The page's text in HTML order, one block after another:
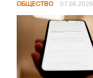
ОБЩЕСТВО 07.08.2026